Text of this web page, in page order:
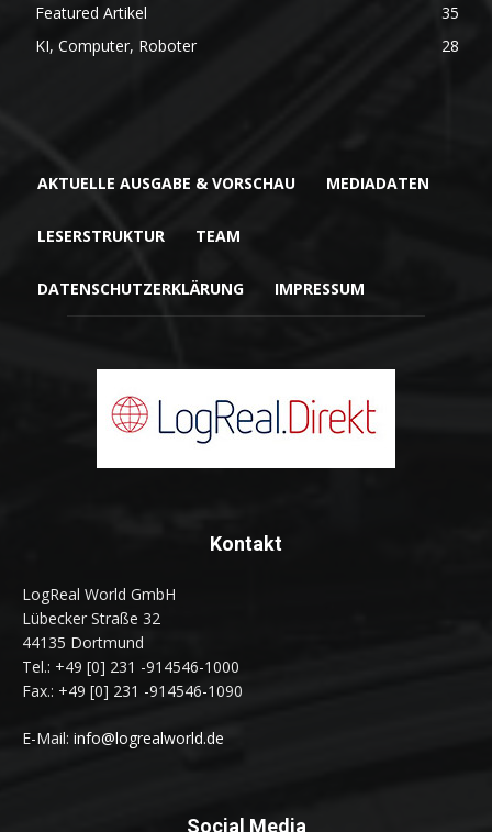
Featured Artikel
35
KI, Computer, Roboter
28
AKTUELLE AUSGABE & VORSCHAU MEDIADATEN
LESERSTRUKTUR TEAM
DATENSCHUTZERKLÄRUNG IMPRESSUM
Kontakt
LogReal World GmbH
Lübecker Straße 32
44135 Dortmund
Tel.: +49 [0] 231 -914546-1000
Fax.: +49 [0] 231 -914546-1090
E-Mail: info@logrealworld.de
Social Media